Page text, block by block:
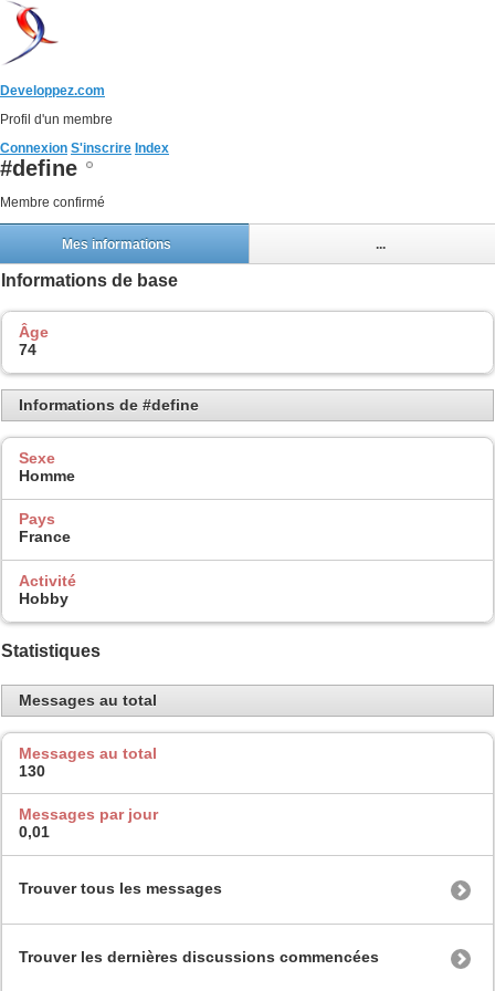
Developpez.com
Profil d'un membre
Connexion S'inscrire Index
#define
Membre confirmé
Mes informations ...
Informations de base
Âge
74
Informations de #define
Sexe
Homme
Pays
France
Activité
Hobby
Statistiques
Messages au total
Messages au total
130
Messages par jour
0,01
Trouver tous les messages
Trouver les dernières discussions commencées